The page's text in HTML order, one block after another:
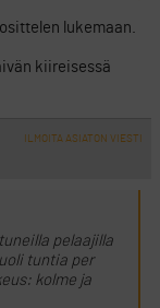
lukemaan.
kiireisessä
ILMOITA ASIATON VIESTI
pelaajilla
tuntia per
kolme ja